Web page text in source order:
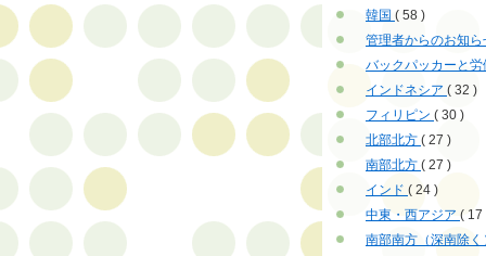
韓国 ( 58 )
管理者からのお知
バックパッカーと
インドネシア ( 32 )
フィリピン ( 30 )
北部北方 ( 27 )
南部北方 ( 27 )
インド ( 24 )
中東・西アジア ( 17
南部南方（深南除